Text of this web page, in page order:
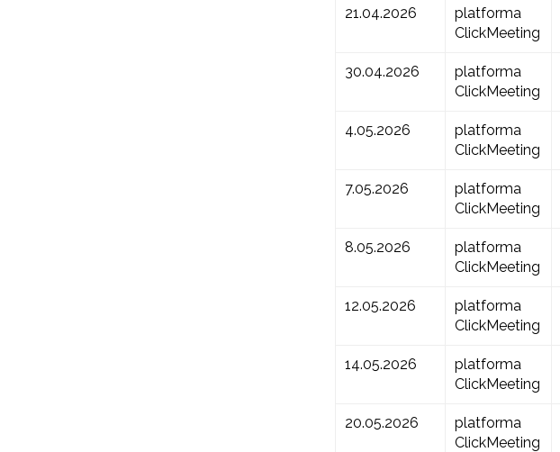
21.04.2026
platforma
ClickMeeting
30.04.2026
platforma
ClickMeeting
4.05.2026
platforma
ClickMeeting
7.05.2026
platforma
ClickMeeting
8.05.2026
platforma
ClickMeeting
12.05.2026
platforma
ClickMeeting
14.05.2026
platforma
ClickMeeting
20.05.2026
platforma
ClickMeeting